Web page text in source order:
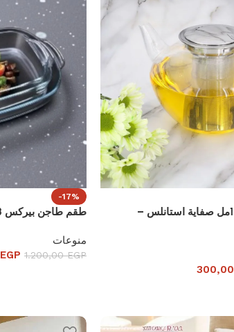
براد دبل جلاس 1400مل صفاية استانلس –
300,00
-17%
طقم طاجن بيركس 3 قطع
منوعات
1.200,00EGP
EGP